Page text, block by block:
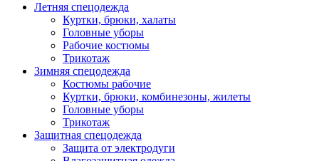
Летняя спецодежда
Куртки, брюки, халаты
Головные уборы
Рабочие костюмы
Трикотаж
Зимняя спецодежда
Костюмы рабочие
Куртки, брюки, комбинезоны, жилеты
Головные уборы
Трикотаж
Защитная спецодежда
Защита от электродуги